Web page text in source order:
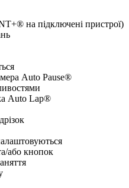
на підключені пристрої)
Auto Pause®
Auto Lap®
або кнопок